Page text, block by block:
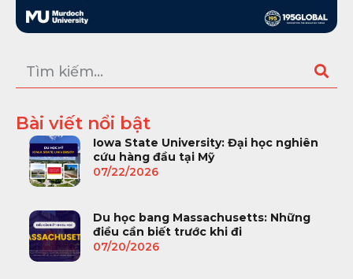
Bài viết nổi bật
Iowa State University: Đại học nghiên
cứu hàng đầu tại Mỹ
07/22/2026
Du học bang Massachusetts: Những
điều cần biết trước khi đi
07/20/2026